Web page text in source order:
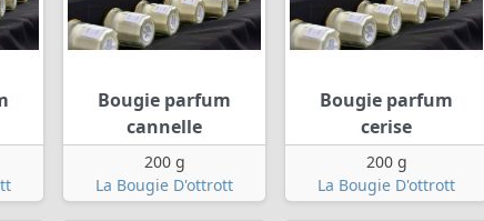
Bougie parfum
cannelle
200 g
La Bougie D'ottrott
Bougie parfum
cerise
200 g
La Bougie D'ottrott